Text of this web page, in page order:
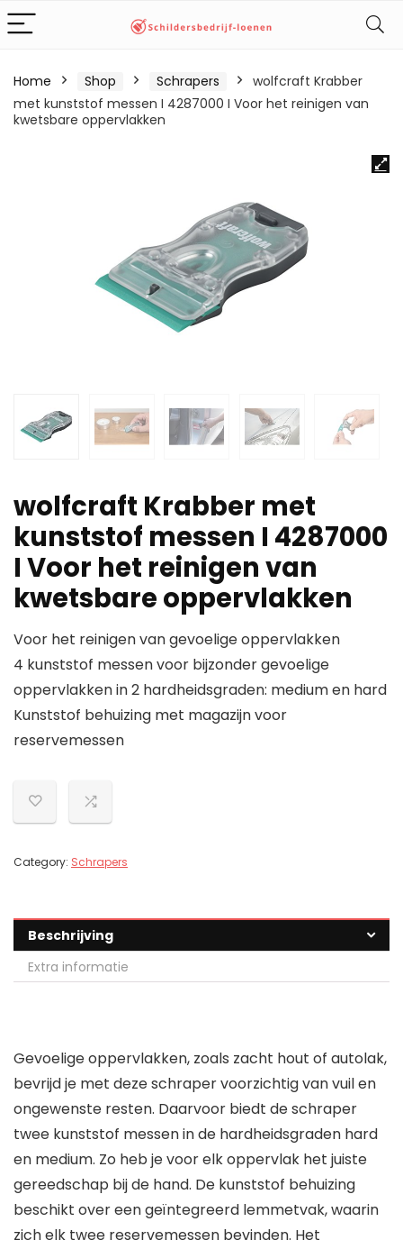
Home Shop Schrapers
wolfcraft Krabber
met kunststof messen I 4287000 I Voor het reinigen van
kwetsbare oppervlakken
wolfcraft Krabber met
kunststof messen I 4287000
I Voor het reinigen van
kwetsbare oppervlakken
Voor het reinigen van gevoelige oppervlakken
4 kunststof messen voor bijzonder gevoelige
oppervlakken in 2 hardheidsgraden: medium en hard
Kunststof behuizing met magazijn voor
reservemessen
Category: Schrapers
Beschrijving
Extra informatie
Gevoelige oppervlakken, zoals zacht hout of autolak,
bevrijd je met deze schraper voorzichtig van vuil en
ongewenste resten. Daarvoor biedt de schraper
twee kunststof messen in de hardheidsgraden hard
en medium. Zo heb je voor elk oppervlak het juiste
gereedschap bij de hand. De kunststof behuizing
beschikt over een geïntegreerd lemmetvak, waarin
zich elk twee reservemessen bevinden. Het